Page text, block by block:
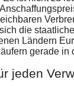
die
Ländern
gerade in
jeden